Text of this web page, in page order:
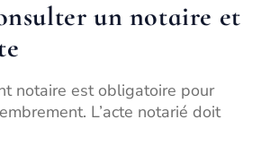
un notaire et
notaire est obligatoire pour
L’acte notarié doit